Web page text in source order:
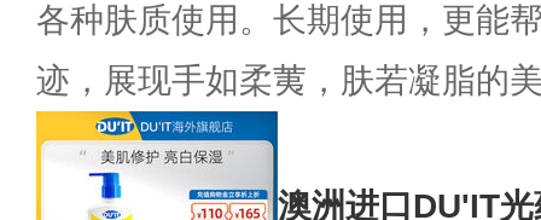
各种肤质使用。长期使用，更能
迹，展现手如柔荑，肤若凝脂的
澳洲进口DU'IT